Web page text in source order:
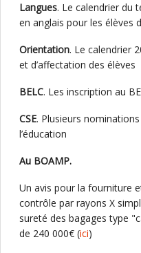
Langues. Le calendrier du
en anglais pour les élèves
Orientation. Le calendrier
et d’affectation des élèves
BELC. Les inscription au
CSE. Plusieurs
l’éducation
Au BOAMP.
Un avis pour la fourniture
contrôle par rayons X
sureté des bagages type
de 240 000€ (ici)